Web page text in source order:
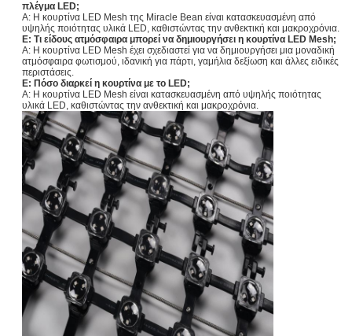
πλέγμα LED;
Α: Η κουρτίνα LED Mesh της Miracle Bean είναι κατασκευασμένη από
υψηλής ποιότητας υλικά LED, καθιστώντας την ανθεκτική και μακροχρόνια.
Ε: Τι είδους ατμόσφαιρα μπορεί να δημιουργήσει η κουρτίνα LED Mesh;
Α: Η κουρτίνα LED Mesh έχει σχεδιαστεί για να δημιουργήσει μια μοναδική
ατμόσφαιρα φωτισμού, ιδανική για πάρτι, γαμήλια δεξίωση και άλλες ειδικές
περιστάσεις.
Ε: Πόσο διαρκεί η κουρτίνα με το LED;
Α: Η κουρτίνα LED Mesh είναι κατασκευασμένη από υψηλής ποιότητας
υλικά LED, καθιστώντας την ανθεκτική και μακροχρόνια.